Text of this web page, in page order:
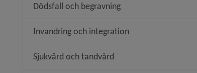
Dödsfall och begravning
Invandring och integration
Sjukvård och tandvård